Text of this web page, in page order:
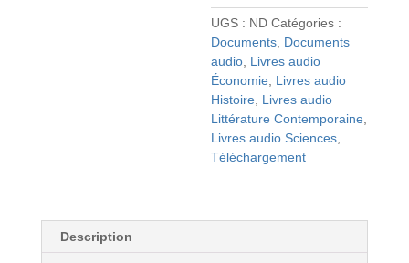
audio
UGS : ND Catégories :
Documents Documents
audio Livres audio
Économie Livres audio
Histoire Livres audio
Littérature Contemporaine
Livres audio Sciences
Téléchargement
Description